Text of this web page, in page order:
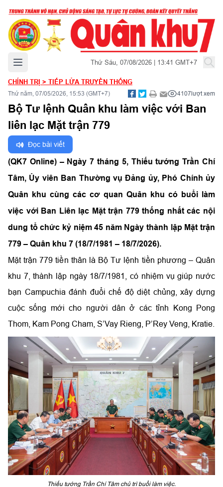
Mở menu chính Thứ Sáu, 07/08/2026 | 13:41 GMT+7
CHÍNH TRỊ > TIẾP LỬA TRUYỀN THỐNG
Thứ năm, 07/05/2026, 15:53 (GMT+7) 4107lượt xem
Bộ Tư lệnh Quân khu làm việc với Ban
liên lạc Mặt trận 779
Đọc bài viết
(QK7 Online) – Ngày 7 tháng 5, Thiếu tướng Trần Chí
Tâm, Ủy viên Ban Thường vụ Đảng ủy, Phó Chính ủy
Quân khu cùng các cơ quan Quân khu có buổi làm
việc với Ban Liên lạc Mặt trận 779 thống nhất các nội
dung tổ chức kỷ niệm 45 năm Ngày thành lập Mặt trận
779 – Quân khu 7 (18/7/1981 – 18/7/2026).
Mặt trận 779 tiền thân là Bộ Tư lệnh tiền phương – Quân
khu 7, thành lập ngày 18/7/1981, có nhiệm vụ giúp nước
bạn Campuchia đánh đuổi chế độ diệt chủng, xây dựng
cuộc sống mới cho người dân ở các tỉnh Kong Pong
Thom, Kam Pong Cham, S’Vay Rieng, P’Rey Veng, Kratie.
Thiếu tướng Trần Chí Tâm chủ trì buổi làm việc.